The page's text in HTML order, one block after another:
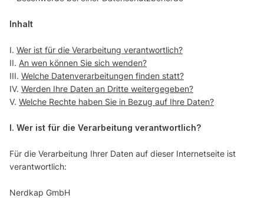
Inhalt
I. Wer ist für die Verarbeitung verantwortlich?
II. An wen können Sie sich wenden?
III. Welche Datenverarbeitungen finden statt?
IV. Werden Ihre Daten an Dritte weitergegeben?
V. Welche Rechte haben Sie in Bezug auf Ihre Daten?
I. Wer ist für die Verarbeitung verantwortlich?
Für die Verarbeitung Ihrer Daten auf dieser Internetseite ist
verantwortlich: